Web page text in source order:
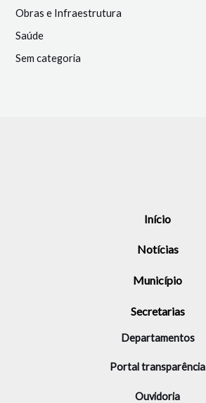
Obras e Infraestrutura
Saúde
Sem categoria
Início
Notícias
Município
Secretarias
Departamentos
Portal transparência
Ouvidoria